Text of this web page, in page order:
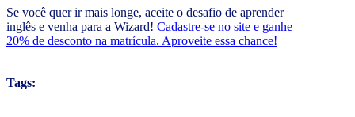
Se você quer ir mais longe, aceite o desafio de aprender
inglês e venha para a Wizard! Cadastre-se no site e ganhe
20% de desconto na matrícula. Aproveite essa chance!
Tags: